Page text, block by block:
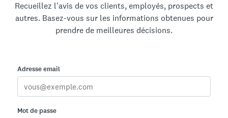
Recueillez l'avis de vos clients, employés, prospects et
autres. Basez-vous sur les informations obtenues pour
prendre de meilleures décisions.
Adresse email
Mot de passe